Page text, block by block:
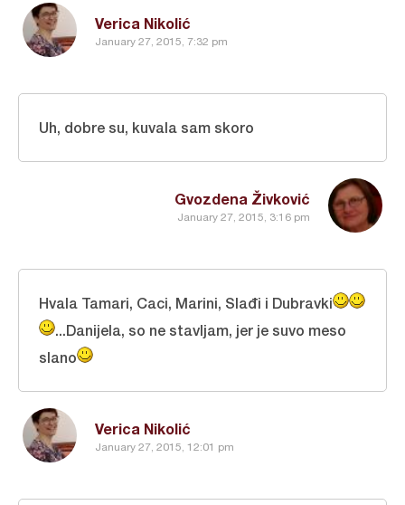
Verica Nikolić
January 27, 2015, 7:32 pm
Gvozdena Živković
January 27, 2015, 3:16 pm
Uh, dobre su, kuvala sam skoro
Verica Nikolić
January 27, 2015, 12:01 pm
Hvala Tamari, Caci, Marini, Slađi i Dubravki
...Danijela, so ne stavljam, jer je suvo meso
slano